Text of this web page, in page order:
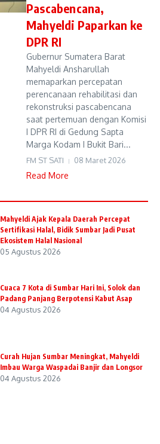
Pascabencana,
Mahyeldi Paparkan ke
DPR RI
Gubernur Sumatera Barat
Mahyeldi Ansharullah
memaparkan percepatan
perencanaan rehabilitasi dan
rekonstruksi pascabencana
saat pertemuan dengan Komisi
I DPR RI di Gedung Sapta
Marga Kodam I Bukit Bari...
FM ST SATI 08 Maret 2026
Read More
Mahyeldi Ajak Kepala Daerah Percepat
Sertifikasi Halal, Bidik Sumbar Jadi Pusat
Ekosistem Halal Nasional
05 Agustus 2026
Cuaca 7 Kota di Sumbar Hari Ini, Solok dan
Padang Panjang Berpotensi Kabut Asap
04 Agustus 2026
Curah Hujan Sumbar Meningkat, Mahyeldi
Imbau Warga Waspadai Banjir dan Longsor
04 Agustus 2026